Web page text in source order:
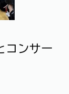
コンサー